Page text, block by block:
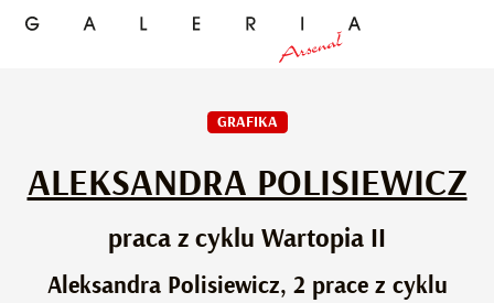
GRAFIKA
ALEKSANDRA POLISIEWICZ
praca z cyklu Wartopia II
Aleksandra Polisiewicz, 2 prace z cyklu